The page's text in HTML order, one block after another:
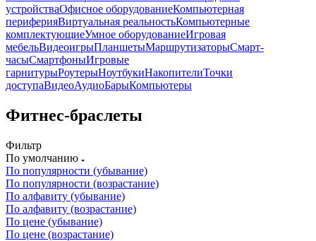
устройстваОфисное оборудованиеКомпьютерная
периферияВиртуальная реальностьКомпьютерные
комплектующиеУмное оборудованиеИгровая
мебельВидеоигрыПланшетыМаршрутизаторыСмарт-
часыСмартфоныИгровые
гарнитурыРоутерыНоутбукиНакопителиТочки
доступаВидеоАудиоБарыКомпьютеры
Фитнес-браслеты
Фильтр
По умолчанию
По популярности (убывание)
По популярности (возрастание)
По алфавиту (убывание)
По алфавиту (возрастание)
По цене (убывание)
По цене (возрастание)